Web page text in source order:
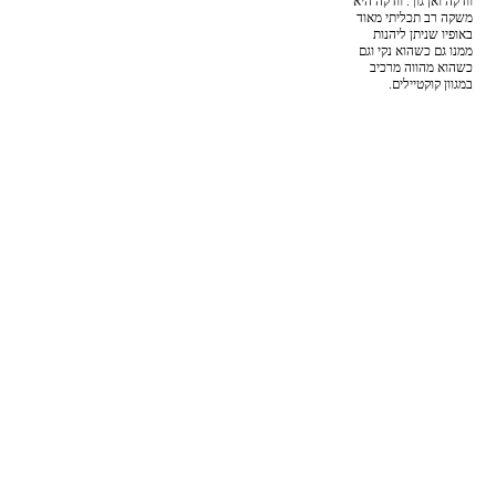
משקה רב תכליתי מאוד
באופיו שניתן ליהנות
ממנו גם כשהוא נקי וגם
כשהוא מהווה מרכיב
במגוון קוקטיילים.